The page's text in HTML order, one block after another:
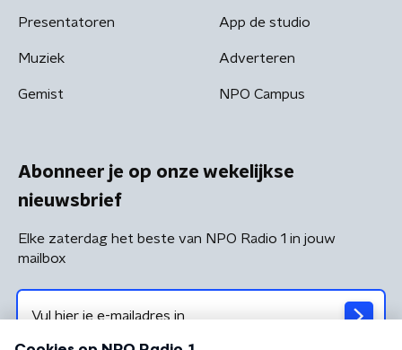
Presentatoren
Muziek
Gemist
App de studio
Adverteren
NPO Campus
Abonneer je op onze wekelijkse
nieuwsbrief
Elke zaterdag het beste van NPO Radio 1 in jouw
mailbox